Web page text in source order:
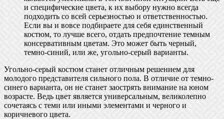
и специфические цвета, к их выбору нужно всегда
подходить со всей серьезностью и ответственностью.
Если вы и вовсе подбираете для себя единственный
костюм, то лучше всего, отдать предпочтение темным
консервативным цветам. Это может быть черный,
темно-синий, или же, угольно-серый варианты.
Угольно-серый костюм станет отличным решением для
молодого представителя сильного пола. В отличие от темно-
синего варианта, он не станет заострять внимание на юном
возрасте. Ведь цвет является универсальным, великолепно
сочетаясь с теми или иными элементами и черного и
коричневого цвета.